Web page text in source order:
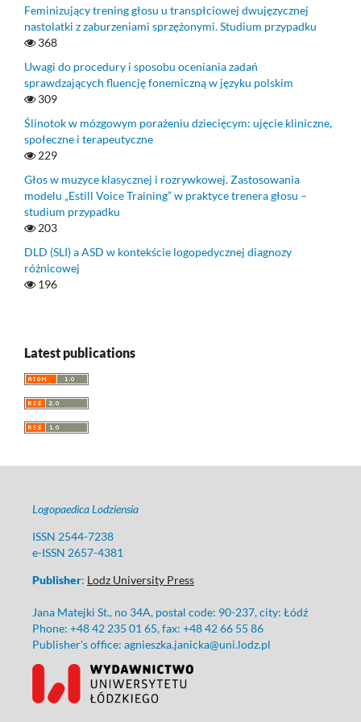
Feminizujący trening głosu u transpłciowej dwujęzycznej
nastolatki z zaburzeniami sprzężonymi. Studium przypadku
368
Uwagi do procedury i sposobu oceniania zadań
sprawdzających fluencję fonemiczną w języku polskim
309
Ślinotok w mózgowym porażeniu dziecięcym: ujęcie kliniczne,
społeczne i terapeutyczne
229
Głos w muzyce klasycznej i rozrywkowej. Zastosowania
modelu „Estill Voice Training” w praktyce trenera głosu –
studium przypadku
203
DLD (SLI) a ASD w kontekście logopedycznej diagnozy
różnicowej
196
Latest publications
Logopaedica Lodziensia
ISSN 2544-7238
e-ISSN 2657-4381
Publisher: Lodz University Press
Jana Matejki St., no 34A, postal code: 90-237, city: Łódź
Phone: +48 42 235 01 65, fax: +48 42 66 55 86
Publisher's office: agnieszka.janicka@uni.lodz.pl